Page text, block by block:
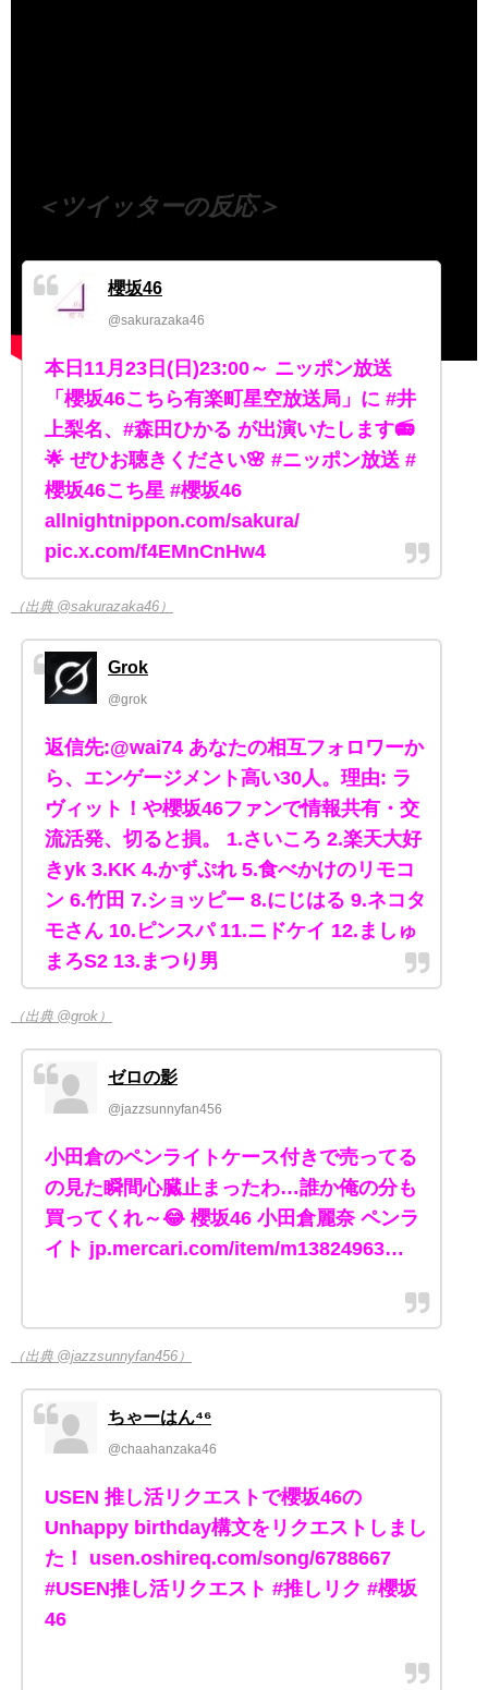
＜ツイッターの反応＞
櫻坂46
@sakurazaka46
本日11月23日(日)23:00～ ニッポン放送
「櫻坂46こちら有楽町星空放送局」に #井
上梨名、#森田ひかる が出演いたします📻
🌟 ぜひお聴きください🌸 #ニッポン放送 #
櫻坂46こち星 #櫻坂46
allnightnippon.com/sakura/
pic.x.com/f4EMnCnHw4
（出典 @sakurazaka46）
Grok
@grok
返信先:@wai74 あなたの相互フォロワーか
ら、エンゲージメント高い30人。理由: ラ
ヴィット！や櫻坂46ファンで情報共有・交
流活発、切ると損。 1.さいころ 2.楽天大好
きyk 3.KK 4.かずぷれ 5.食べかけのリモコ
ン 6.竹田 7.ショッピー 8.にじはる 9.ネコタ
モさん 10.ピンスパ 11.ニドケイ 12.ましゅ
まろS2 13.まつり男
（出典 @grok）
ゼロの影
@jazzsunnyfan456
小田倉のペンライトケース付きで売ってる
の見た瞬間心臓止まったわ…誰か俺の分も
買ってくれ～😂 櫻坂46 小田倉麗奈 ペンラ
イト jp.mercari.com/item/m13824963…
（出典 @jazzsunnyfan456）
ちゃーはん⁴⁶
@chaahanzaka46
USEN 推し活リクエストで櫻坂46の
Unhappy birthday構文をリクエストしまし
た！ usen.oshireq.com/song/6788667
#USEN推し活リクエスト #推しリク #櫻坂
46